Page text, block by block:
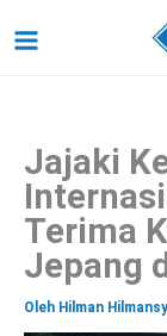
ke
Jajaki
Terima
Jepang
Oleh Hilman
a